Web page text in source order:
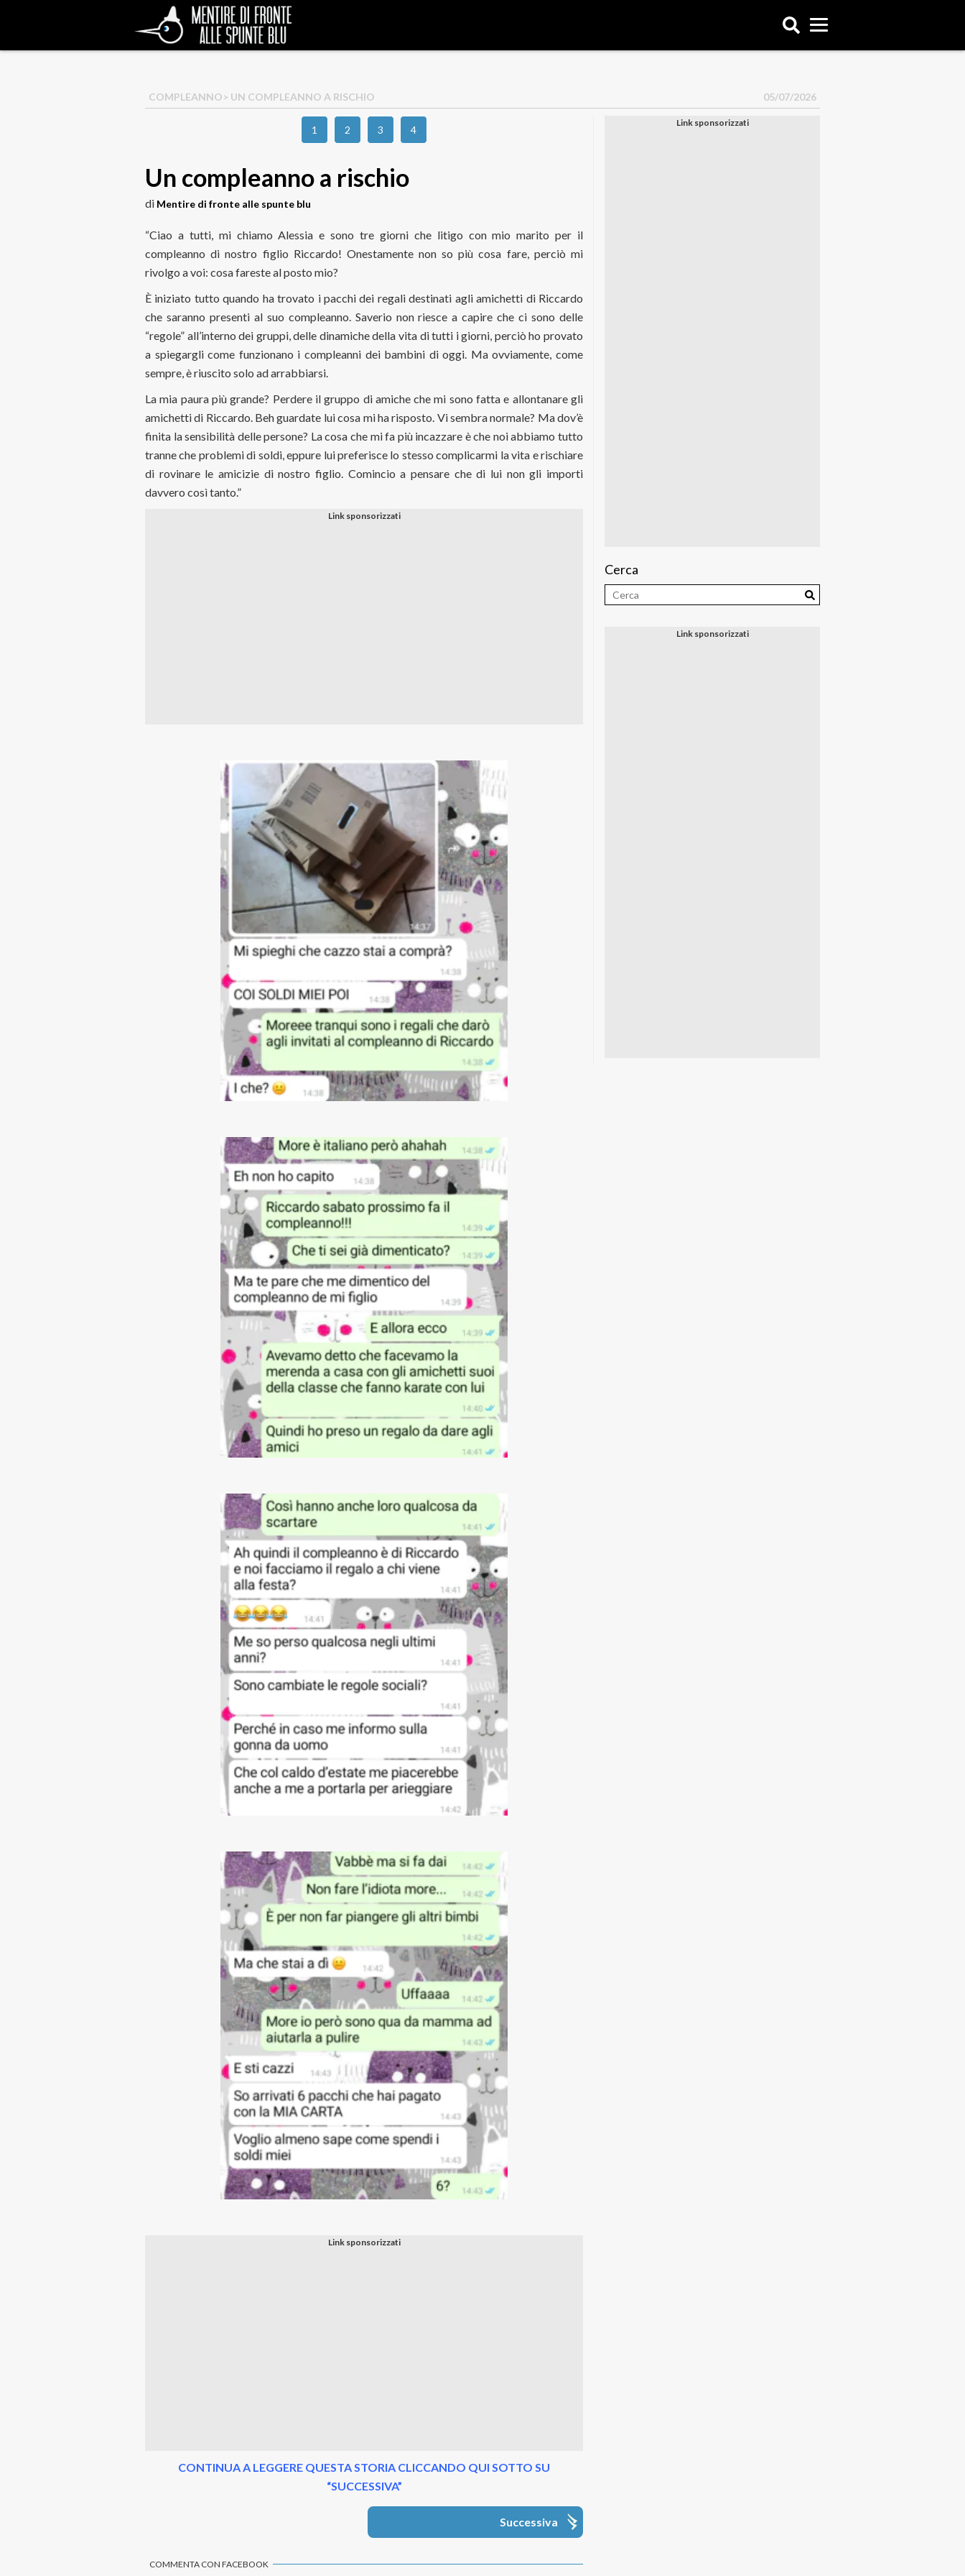
COMPLEANNO> UN COMPLEANNO A RISCHIO 05/07/2026
1 2 3 4
Un compleanno a rischio
di Mentire di fronte alle spunte blu
“Ciao a tutti, mi chiamo Alessia e sono tre giorni che litigo con mio marito per il
compleanno di nostro figlio Riccardo! Onestamente non so più cosa fare, perciò mi
rivolgo a voi: cosa fareste al posto mio?
È iniziato tutto quando ha trovato i pacchi dei regali destinati agli amichetti di Riccardo
che saranno presenti al suo compleanno. Saverio non riesce a capire che ci sono delle
“regole” all’interno dei gruppi, delle dinamiche della vita di tutti i giorni, perciò ho provato
a spiegargli come funzionano i compleanni dei bambini di oggi. Ma ovviamente, come
sempre, è riuscito solo ad arrabbiarsi.
La mia paura più grande? Perdere il gruppo di amiche che mi sono fatta e allontanare gli
amichetti di Riccardo. Beh guardate lui cosa mi ha risposto. Vi sembra normale? Ma dov’è
finita la sensibilità delle persone? La cosa che mi fa più incazzare è che noi abbiamo tutto
tranne che problemi di soldi, eppure lui preferisce lo stesso complicarmi la vita e rischiare
di rovinare le amicizie di nostro figlio. Comincio a pensare che di lui non gli importi
davvero così tanto.”
CONTINUA A LEGGERE QUESTA STORIA CLICCANDO QUI SOTTO SU
“SUCCESSIVA”
Successiva
COMMENTA CON FACEBOOK
Cerca